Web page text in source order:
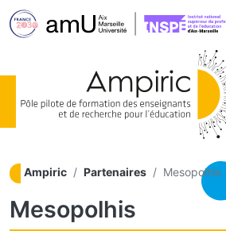
Ampiric Partenaires Mesopolhis
Mesopolhis